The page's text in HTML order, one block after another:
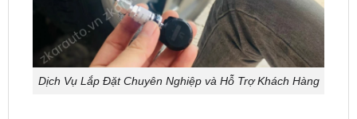
Dịch Vụ Lắp Đặt Chuyên Nghiệp và Hỗ Trợ Khách Hàng
Chúng tôi cam kết cung cấp dịch vụ lắp đặt cảm